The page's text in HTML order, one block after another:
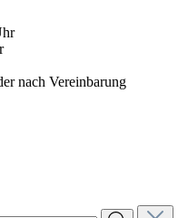
nach Vereinbarung